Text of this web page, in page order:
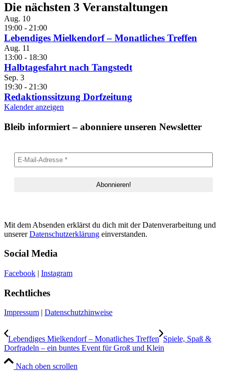
Die nächsten 3 Veranstaltungen
Aug. 10
19:00 - 21:00
Lebendiges Mielkendorf – Monatliches Treffen
Aug. 11
13:00 - 18:30
Halbtagesfahrt nach Tangstedt
Sep. 3
19:30 - 21:30
Redaktionssitzung Dorfzeitung
Kalender anzeigen
Bleib informiert – abonniere unseren Newsletter
Mit dem Absenden erklärst du dich mit der Datenverarbeitung und
unsererDatenschutzerklärung einverstanden.
Social Media
Facebook | Instagram
Rechtliches
Impressum Datenschutzhinweise
Lebendiges Mielkendorf – Monatliches Treffen Spiele, Spaß &
Dorfradeln – ein buntes Event für Groß und Klein
Nach oben scrollen